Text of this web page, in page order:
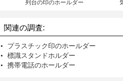
列台の印のホールダー
関連の調査:
プラスチック印のホールダー
標識スタンドホルダー
携帯電話のホールダー